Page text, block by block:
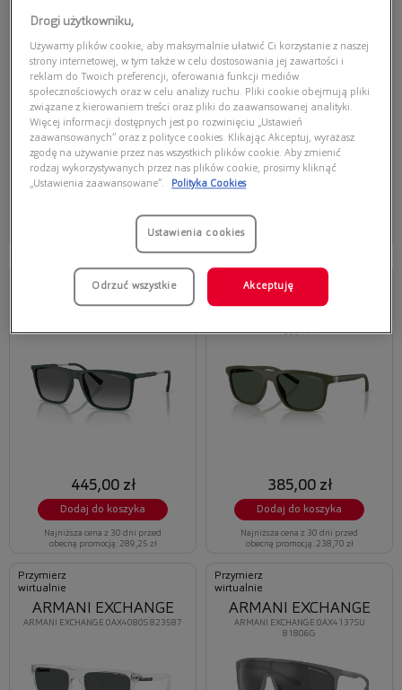
ARMANI EXCHANGE 0AX4145S 807873
375,00 zł
Najniższa cena z 30 dni przed
419,00 zł
Najniższa cena z 30 dni przed
ARMANI EXCHANGE
445,00 zł
Dodaj do koszyka
Najniższa cena z 30 dni przed
obecną promocją: 289,25 zł
wirtualnie
830171
ARMANI EXCHANGE
385,00 zł
Dodaj do koszyka
Najniższa cena z 30 dni przed
obecną promocją: 238,70 zł
Przymierz
wirtualnie
ARMANI EXCHANGE 0AX4080S 823587
ARMANI EXCHANGE
Przymierz
wirtualnie
ARMANI EXCHANGE 0AX4137SU
81806G
ARMANI EXCHANGE
Drogi użytkowniku,
Używamy plików cookie, aby maksymalnie ułatwić Ci korzystanie z naszej
strony internetowej, w tym także w celu dostosowania jej zawartości i
reklam do Twoich preferencji, oferowania funkcji mediów
społecznościowych oraz w celu analizy ruchu. Pliki cookie obejmują pliki
związane z kierowaniem treści oraz pliki do zaawansowanej analityki.
Więcej informacji dostępnych jest po rozwinięciu „Ustawień
zaawansowanych” oraz z polityce cookies. Klikając Akceptuj, wyrażasz
zgodę na używanie przez nas wszystkich plików cookie. Aby zmienić
rodzaj wykorzystywanych przez nas plików cookie, prosimy kliknąć
„Ustawienia zaawansowane”.
Polityka Cookies
Ustawienia cookies
Odrzuć wszystkie Akceptuję